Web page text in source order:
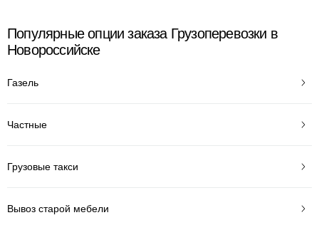
Популярные опции заказа Грузоперевозки в
Новороссийске
Газель
Частные
Грузовые такси
Вывоз старой мебели